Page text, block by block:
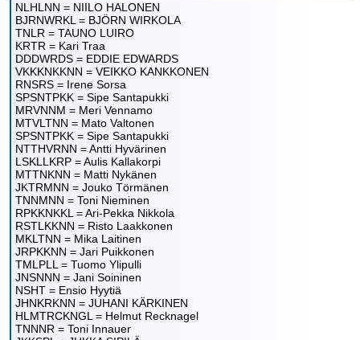
NLHLNN = NIILO HALONEN
BJRNWRKL = BJÖRN WIRKOLA
TNLR = TAUNO LUIRO
KRTR = Kari Traa
DDDWRDS = EDDIE EDWARDS
VKKKNKKNN = VEIKKO KANKKONEN
RNSRS = Irene Sorsa
SPSNTPKK = Sipe Santapukki
MRVNNM = Meri Vennamo
MTVLTNN = Mato Valtonen
SPSNTPKK = Sipe Santapukki
NTTHVRNN = Antti Hyvärinen
LSKLLKRP = Aulis Kallakorpi
MTTNKNN = Matti Nykänen
JKTRMNN = Jouko Törmänen
TNNMNN = Toni Nieminen
RPKKNKKL = Ari-Pekka Nikkola
RSTLKKNN = Risto Laakkonen
MKLTNN = Mika Laitinen
JRPKKNN = Jari Puikkonen
TMLPLL = Tuomo Ylipulli
JNSNNN = Jani Soininen
NSHT = Ensio Hyytiä
JHNKRKNN = JUHANI KÄRKINEN
HLMTRCKNGL = Helmut Recknagel
TNNNR = Toni Innauer